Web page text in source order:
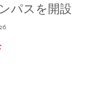
パスを開設